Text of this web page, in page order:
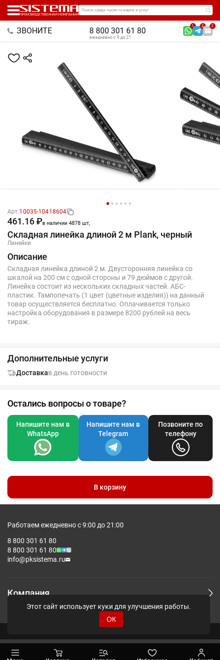
Поиск среди тысяч товаров и услуг
ЗВОНИТЕ 8 800 301 61 80
1 2 3
ежедневно с 9 до 21
Арт.10035-10418604
461.16 ₽в наличии 4878 шт,
Складная линейка длиной 2 м Plank, черный
Линейки
Описание
Складная линейка длиной 2 м. Двусторонняя линейка со
шкалой на 200 см с одной стороны и 79 дюймов с другой.
Линейка состоит из нескольких складных частей. АБС-
пластик. Тампопечать (1 цвет (цветные изделия)) на данный
товар осуществляется бесплатно. Оплачивается только
настройка оборудования в размере 8200 рублей на весь
тираж.
Дополнительные услуги
Доставкав день готовности
Остались вопросы о товаре?
Напишите нам в
WhatsApp
Напишите нам в
Telegram
Позвоните по
телефону
В корзину
Работаем ежедневно с 9:00 до 21:00
8 800 301 61 80
8 800 301 61 80
info@pksistema.ru
Компания
Этот сайт использует куки для улучшения работы.
ОК